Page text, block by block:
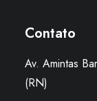
Contato
Av. Amintas
(RN)